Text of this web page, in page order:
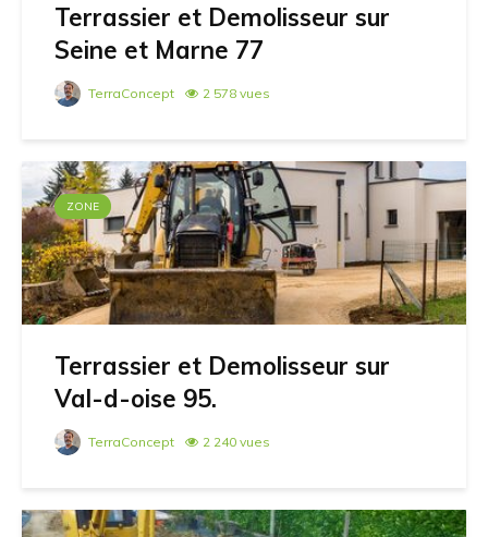
Terrassier et Demolisseur sur
Seine et Marne 77
TerraConcept 2 578 vues
ZONE
Terrassier et Demolisseur sur
Val-d-oise 95.
TerraConcept 2 240 vues